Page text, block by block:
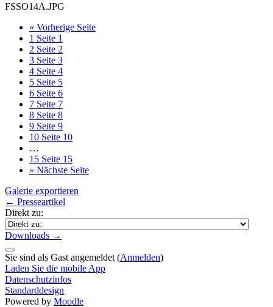
FSSO14A.JPG
« Vorherige Seite
1 Seite 1
2 Seite 2
3 Seite 3
4 Seite 4
5 Seite 5
6 Seite 6
7 Seite 7
8 Seite 8
9 Seite 9
10 Seite 10
…
15 Seite 15
» Nächste Seite
Galerie exportieren
← Presseartikel
Direkt zu:
Downloads →
Sie sind als Gast angemeldet (Anmelden)
Laden Sie die mobile App
Datenschutzinfos
Standarddesign
Powered by Moodle